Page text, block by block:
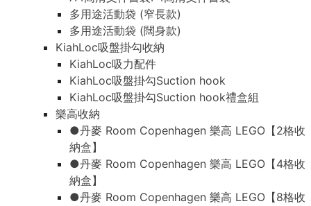
多用途活動袋 (窄長款)
多用途活動袋 (闊身款)
KiahLoc吸盤掛勾收納
KiahLoc吸力配件
KiahLoc吸盤掛勾Suction hook
KiahLoc吸盤掛勾Suction hook禮盒組
樂高收納
●丹麥 Room Copenhagen 樂高 LEGO【2格收
納盒】
●丹麥 Room Copenhagen 樂高 LEGO【4格收
納盒】
●丹麥 Room Copenhagen 樂高 LEGO【8格收